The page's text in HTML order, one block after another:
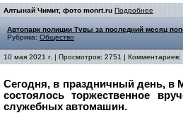
Алтынай Чимит, фото monrt.ru Подробнее
Автопарк полиции Тувы за последний месяц
Рубрика: Общество
10 мая 2021 г. | Просмотров: 2751 | Комментариев:
Сегодня, в праздничный день, в
состоялось торжественное
служебных автомашин.